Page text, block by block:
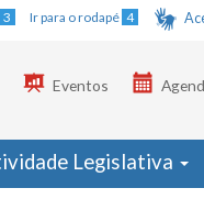
3 Ir para o rodapé 4
Eventos
Legislativa